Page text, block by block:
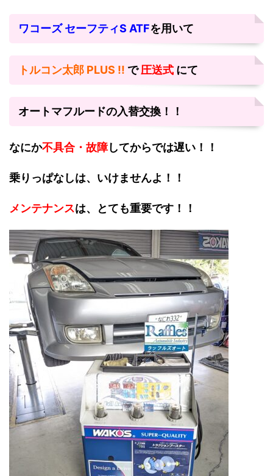
ワコーズ セーフティS ATFを用いて
トルコン太郎 PLUS !! で圧送式 にて
オートマフルードの入替交換！！
なにか不具合・故障してからでは遅い！！
乗りっぱなしは、いけませんよ！！
メンテナンスは、とても重要です！！